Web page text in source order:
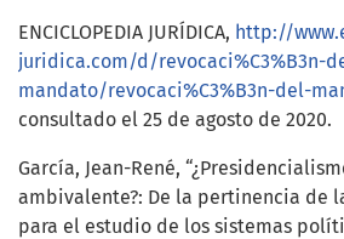
ENCICLOPEDIA JURÍDICA, http://
juridica.com/d/revocaci%C3%B3n-
mandato/revocaci%C3%B3n-del-
consultado el 25 de agosto de 2020.
García, Jean-René,
ambivalente?: De la pertinencia de
para el estudio de los sistemas